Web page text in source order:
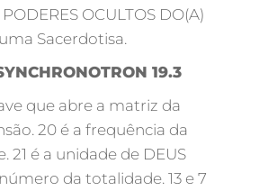
PODERES OCULTOS DO(A)
Sacerdotisa.
19.3
que abre a matriz da
20 é a frequência da
21 é a unidade de DEUS
da totalidade. 13 e 7